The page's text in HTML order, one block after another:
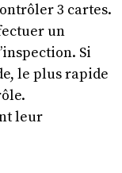
3 cartes.
un
Si
le plus rapide
leur